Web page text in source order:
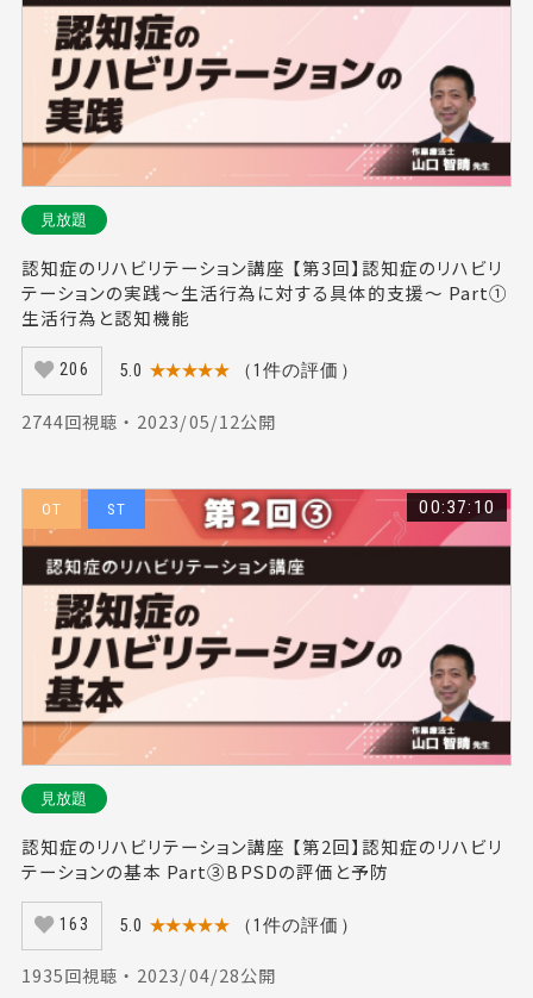
見放題
認知症のリハビリテーション講座 【第3回】認知症のリハビリ
テーションの実践～生活行為に対する具体的支援～ Part①
生活行為と認知機能
206 5.0 ★★★★★ （1件の評価）
2744回視聴 ・ 2023/05/12公開
OT ST 00:37:10
見放題
認知症のリハビリテーション講座 【第2回】認知症のリハビリ
テーションの基本 Part③BPSDの評価と予防
163 5.0 ★★★★★ （1件の評価）
1935回視聴 ・ 2023/04/28公開